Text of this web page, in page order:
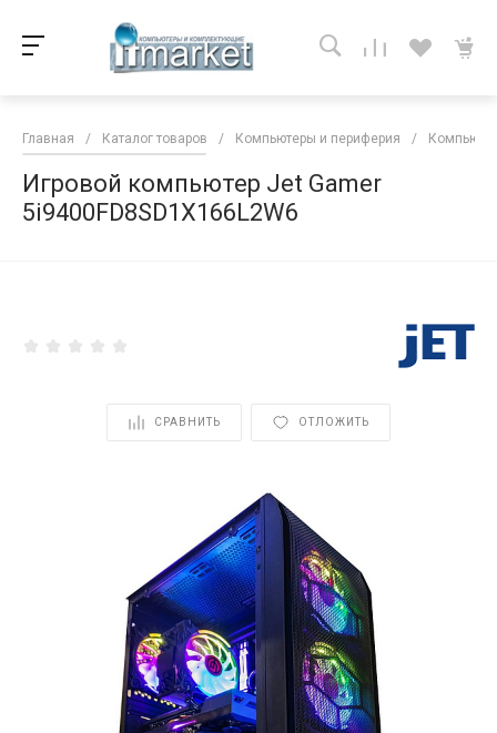
Главная / Каталог товаров / Компьютеры и периферия /
Игровой компьютер Jet Gamer
5i9400FD8SD1X166L2W6
СРАВНИТЬ ОТЛОЖИТЬ